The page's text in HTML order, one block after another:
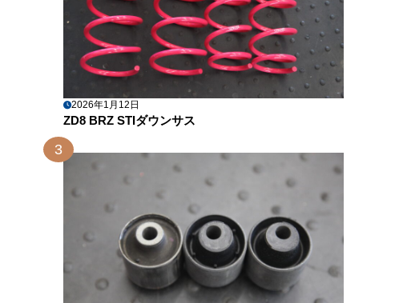
2026年1月12日
ZD8 BRZ STIダウンサス
3